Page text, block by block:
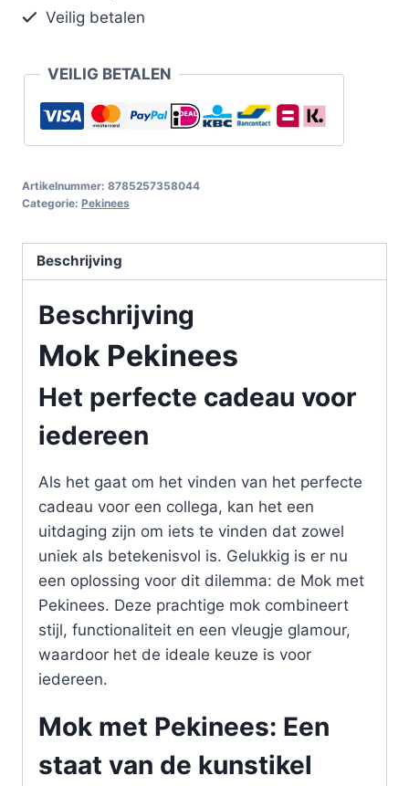
Veilig betalen
VEILIG BETALEN
Artikelnummer: 8785257358044
Categorie: Pekinees
Beschrijving
Beschrijving
Mok Pekinees
Het perfecte cadeau voor
iedereen
Als het gaat om het vinden van het perfecte
cadeau voor een collega, kan het een
uitdaging zijn om iets te vinden dat zowel
uniek als betekenisvol is. Gelukkig is er nu
een oplossing voor dit dilemma: de Mok met
Pekinees. Deze prachtige mok combineert
stijl, functionaliteit en een vleugje glamour,
waardoor het de ideale keuze is voor
iedereen.
Mok met Pekinees: Een
staat van de kunstikel